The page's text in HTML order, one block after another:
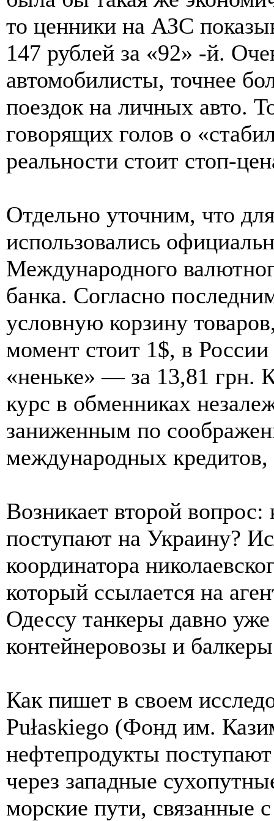
то ценники на АЗС
147 рублей за «92» -й.
автомобилисты, точнее
поездок на личных авто.
говорящих голов о
реальности стоит стоп-
Отдельно уточним, что
использовались
Международного
банка. Согласно
условную корзину
момент стоит 1$, в
«неньке» — за 13,81 грн.
курс в обменниках
заниженным по
международных кредитов,
Возникает второй
поступают на Украину?
координатора
который ссылается на
Одессу танкеры давно
контейнеровозы и
Как пишет в своем
Pułaskiego (Фонд им.
нефтепродукты
через западные
морские пути, связанные